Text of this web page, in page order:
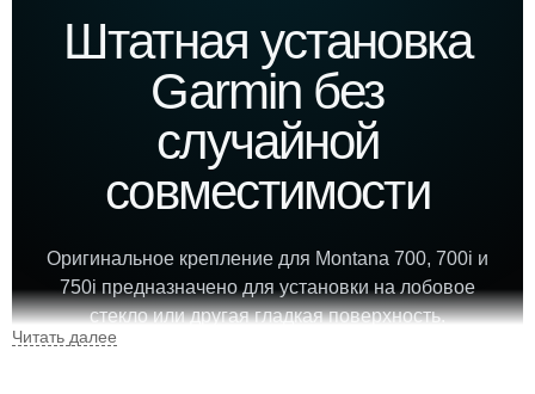
Штатная установка
Garmin без
случайной
совместимости
Оригинальное крепление для Montana 700, 700i и
750i предназначено для установки на лобовое
стекло или другая гладкая поверхность.
Конструкция и подключение соответствуют